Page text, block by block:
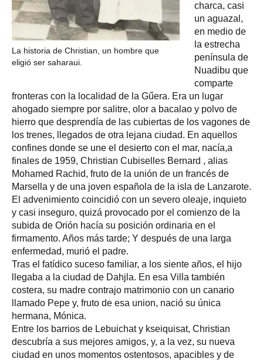
La historia de Christian, un hombre que
eligió ser saharaui.
charca, casi
un aguazal,
en medio de
la estrecha
península de
Nuadibu que
comparte
fronteras con la localidad de la Gűera. Era un lugar
ahogado siempre por salitre, olor a bacalao y polvo de
hierro que desprendía de las cubiertas de los vagones de
los trenes, llegados de otra lejana ciudad. En aquellos
confines donde se une el desierto con el mar, nacía,a
finales de 1959, Christian Cubiselles Bernard , alias
Mohamed Rachid, fruto de la unión de un francés de
Marsella y de una joven española de la isla de Lanzarote.
El advenimiento coincidió con un severo oleaje, inquieto
y casi inseguro, quizá provocado por el comienzo de la
subida de Orión hacía su posición ordinaria en el
firmamento. Años más tarde; Y después de una larga
enfermedad, murió el padre.
Tras el fatídico suceso familiar, a los siente años, el hijo
llegaba a la ciudad de Dahjla. En esa Villa también
costera, su madre contrajo matrimonio con un canario
llamado Pepe y, fruto de esa union, nació su única
hermana, Mónica.
Entre los barrios de Lebuichat y kseiquisat, Christian
descubría a sus mejores amigos, y, a la vez, su nueva
ciudad en unos momentos ostentosos, apacibles y de